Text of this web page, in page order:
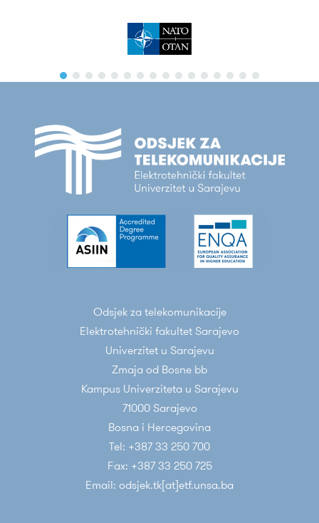
Odsjek za telekomunikacije
Elektrotehnički fakultet Sarajevo
Univerzitet u Sarajevu
Zmaja od Bosne bb
Kampus Univerziteta u Sarajevu
71000 Sarajevo
Bosna i Hercegovina
Tel: +387 33 250 700
Fax: +387 33 250 725
Email: odsjek.tk[at]etf.unsa.ba